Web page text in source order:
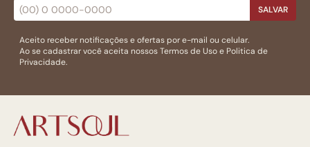
SALVAR
Aceito receber notificações e ofertas por e-mail ou celular.
Ao se cadastrar você aceita nossosTermos de Usoe Politica de
Privacidade.